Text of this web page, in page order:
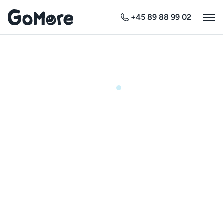
+45 89 88 99 02